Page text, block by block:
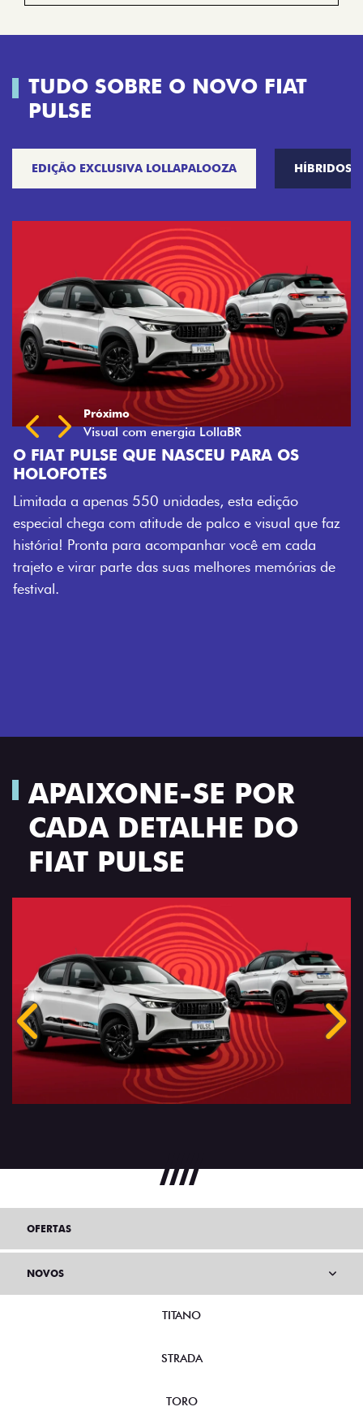
TUDO SOBRE O NOVO FIAT
PULSE
EDIÇÃO EXCLUSIVA LOLLAPALOOZA HÍBRIDOS
OS
que faz
cada
de
APAIXONE-SE POR
CADA DETALHE DO
FIAT PULSE
Anterior
OFERTAS
NOVOS
TITANO
STRADA
TORO